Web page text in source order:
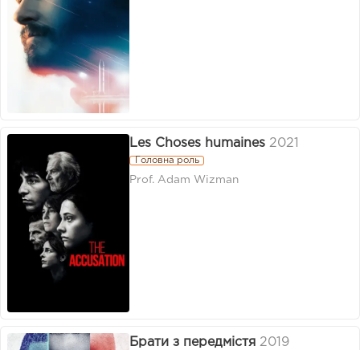
Les Choses humaines 2021
Головна роль
Prof. Adam Wizman
Брати з передмістя 2019